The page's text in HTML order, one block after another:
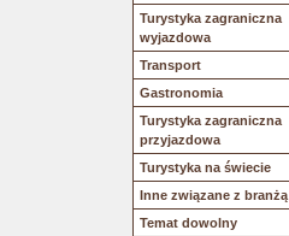
Turystyka zagraniczna
wyjazdowa
Transport
Gastronomia
Turystyka zagraniczna
przyjazdowa
Turystyka na świecie
Inne związane z branżą
Temat dowolny